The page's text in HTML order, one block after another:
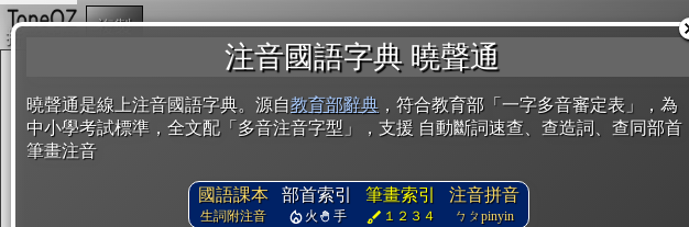
注音國語字典 曉聲通
曉聲通是線上注音國語字典。源自教育部辭典 ，符合教育部「一字多音審定表」，為
中小學考試標準，全文配「多音注音字型」，支援 自動斷詞速查、查造詞、查同部首
筆畫注音
國語課本
生詞附注音
部首索引
火 手
筆畫索引
１２３４
注音拼音
ㄅㄆpinyin
複製